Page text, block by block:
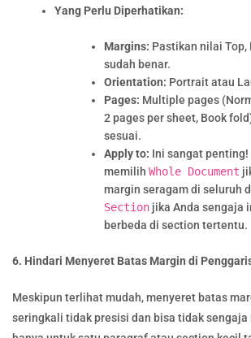
Yang Perlu Diperhatikan:
Margins: Pastikan nilai
sudah benar.
Orientation: Portrait atau
Pages: Multiple pages
2 pages per sheet, Book
sesuai.
Apply to: Ini sangat penting!
memilihWhole Document
margin seragam di seluruh
Section jika Anda sengaja
berbeda di section tertentu.
6. Hindari Menyeret Batas Margin di
Meskipun terlihat mudah, menyeret batas
seringkali tidak presisi dan bisa tidak sengaja